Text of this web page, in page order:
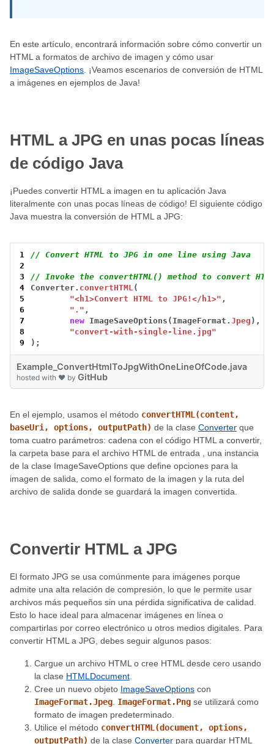
En este artículo, encontrará información sobre cómo convertir un
HTML a formatos de archivo de imagen y cómo usar
ImageSaveOptions . ¡Veamos escenarios de conversión de HTML
a imágenes en ejemplos de Java!
HTML a JPG en unas pocas líneas
de código Java
¡Puedes convertir HTML a imagen en tu aplicación Java
literalmente con unas pocas líneas de código! El siguiente código
Java muestra la conversión de HTML a JPG:
1
// Convert HTML to JPG in one line using Java
2
3
// Invoke the convertHTML() method to convert
4
Converter. convertHTML(
5
"<h1>Convert HTML to JPG!</h1>" ,
6
"." ,
7
new ImageSaveOptions(ImageFormat.Jpeg ),
8
"convert-with-single-line.jpg"
9
);
Example_ConvertHtmlToJpgWithOneLineOfCode.java
hosted with ❤ by GitHub
En el ejemplo, usamos el método convertHTML(content,
baseUri, options, outputPath) de la clase Converter que
toma cuatro parámetros: cadena con el código HTML a convertir,
la carpeta base para el archivo HTML de entrada , una instancia
de la clase ImageSaveOptions que define opciones para la
imagen de salida, como el formato de la imagen y la ruta del
archivo de salida donde se guardará la imagen convertida.
Convertir HTML a JPG
El formato JPG se usa comúnmente para imágenes porque
admite una alta relación de compresión, lo que le permite usar
archivos más pequeños sin una pérdida significativa de calidad.
Esto lo hace ideal para almacenar imágenes en línea o
compartirlas por correo electrónico u otros medios digitales. Para
convertir HTML a JPG, debes seguir algunos pasos:
Cargue un archivo HTML o cree HTML desde cero usando
la clase HTMLDocument
Cree un nuevo objeto ImageSaveOptions con
ImageFormat.Jpeg ImageFormat.Png se utilizará como
formato de imagen predeterminado.
Utilice el método convertHTML(document, options,
outputPath) de la clase Converter para guardar HTML